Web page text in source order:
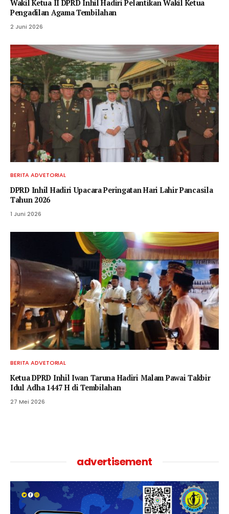
Wakil Ketua II DPRD Inhil Hadiri Pelantikan Wakil Ketua
Pengadilan Agama Tembilahan
2 Juni 2026
BERITA ADVETORIAL
DPRD Inhil Hadiri Upacara Peringatan Hari Lahir Pancasila
Tahun 2026
1 Juni 2026
BERITA ADVETORIAL
Ketua DPRD Inhil Iwan Taruna Hadiri Malam Pawai Takbir
Idul Adha 1447 H di Tembilahan
27 Mei 2026
advertisement